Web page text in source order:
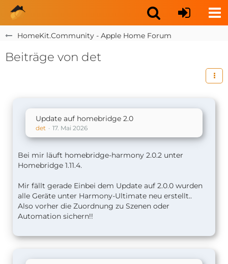
HomeKit.Community - Apple Home Forum
Beiträge von det
Update auf homebridge 2.0
det 17. Mai 2026
Bei mir läuft homebridge-harmony 2.0.2 unter
Homebridge 1.11.4.
Mir fällt gerade Einbei dem Update auf 2.0.0 wurden
alle Geräte unter Harmony-Ultimate neu erstellt..
Also vorher die Zuordnung zu Szenen oder
Automation sichern!!